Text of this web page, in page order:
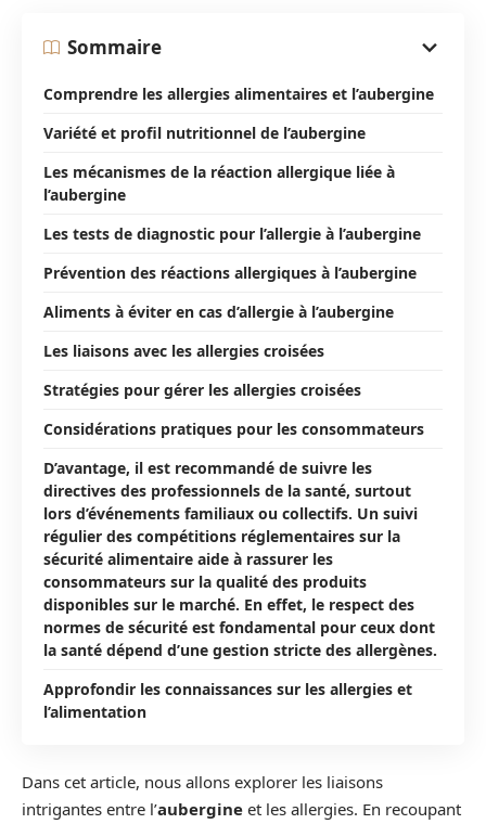
Sommaire
Comprendre les allergies alimentaires et l’aubergine
Variété et profil nutritionnel de l’aubergine
Les mécanismes de la réaction allergique liée à
l’aubergine
Les tests de diagnostic pour l’allergie à l’aubergine
Prévention des réactions allergiques à l’aubergine
Aliments à éviter en cas d’allergie à l’aubergine
Les liaisons avec les allergies croisées
Stratégies pour gérer les allergies croisées
Considérations pratiques pour les consommateurs
D’avantage, il est recommandé de suivre les
directives des professionnels de la santé, surtout
lors d’événements familiaux ou collectifs. Un suivi
régulier des compétitions réglementaires sur la
sécurité alimentaire aide à rassurer les
consommateurs sur la qualité des produits
disponibles sur le marché. En effet, le respect des
normes de sécurité est fondamental pour ceux dont
la santé dépend d’une gestion stricte des allergènes.
Approfondir les connaissances sur les allergies et
l’alimentation
Dans cet article, nous allons explorer les liaisons
intrigantes entre l’aubergine et les allergies. En recoupant